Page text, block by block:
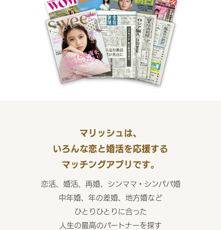
マリッシュは、
いろんな恋と婚活を応援する
マッチングアプリです。
恋活、婚活、再婚、シンママ・シンパパ婚
中年婚、年の差婚、地方婚など
ひとりひとりに合った
人生の最高のパートナーを探す